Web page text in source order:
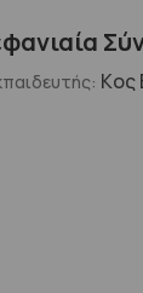
Kος